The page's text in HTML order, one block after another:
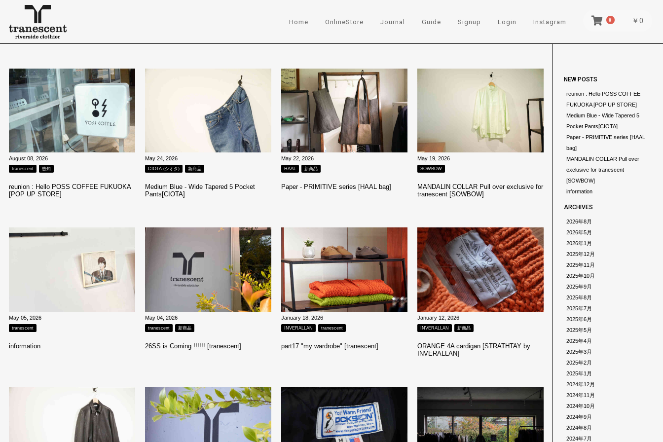
Home OnlineStore Journal Guide Signup Login Instagram 0 ￥0
August 08, 2026
tranescent 告知
reunion : Hello POSS COFFEE FUKUOKA
[POP UP STORE]
May 24, 2026
CIOTA (シオタ) 新商品
Medium Blue - Wide Tapered 5 Pocket
Pants[CIOTA]
May 22, 2026
HAAL 新商品
Paper - PRIMITIVE series [HAAL bag]
May 19, 2026
SOWBOW
MANDALIN COLLAR Pull over exclusive for
tranescent [SOWBOW]
May 05, 2026
tranescent
information
May 04, 2026
tranescent 新商品
26SS is Coming !!!!!! [tranescent]
January 18, 2026
INVERALLAN tranescent
part17 "my wardrobe" [tranescent]
January 12, 2026
INVERALLAN 新商品
ORANGE 4A cardigan [STRATHTAY by
INVERALLAN]
NEW POSTS
reunion : Hello POSS COFFEE
FUKUOKA [POP UP STORE]
Medium Blue - Wide Tapered 5
Pocket Pants[CIOTA]
Paper - PRIMITIVE series [HAAL
bag]
MANDALIN COLLAR Pull over
exclusive for tranescent
[SOWBOW]
information
ARCHIVES
2026年8月
2026年5月
2026年1月
2025年12月
2025年11月
2025年10月
2025年9月
2025年8月
2025年7月
2025年6月
2025年5月
2025年4月
2025年3月
2025年2月
2025年1月
2024年12月
2024年11月
2024年10月
2024年9月
2024年8月
2024年7月